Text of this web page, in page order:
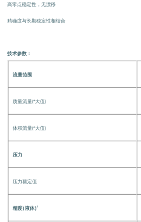
高零点稳定性，无漂移
精确度与长期稳定性相结合
技术参数：
流量范围
质量流量(*大值)
体积流量(*大值)
压力
压力额定值
精度(液体)¹